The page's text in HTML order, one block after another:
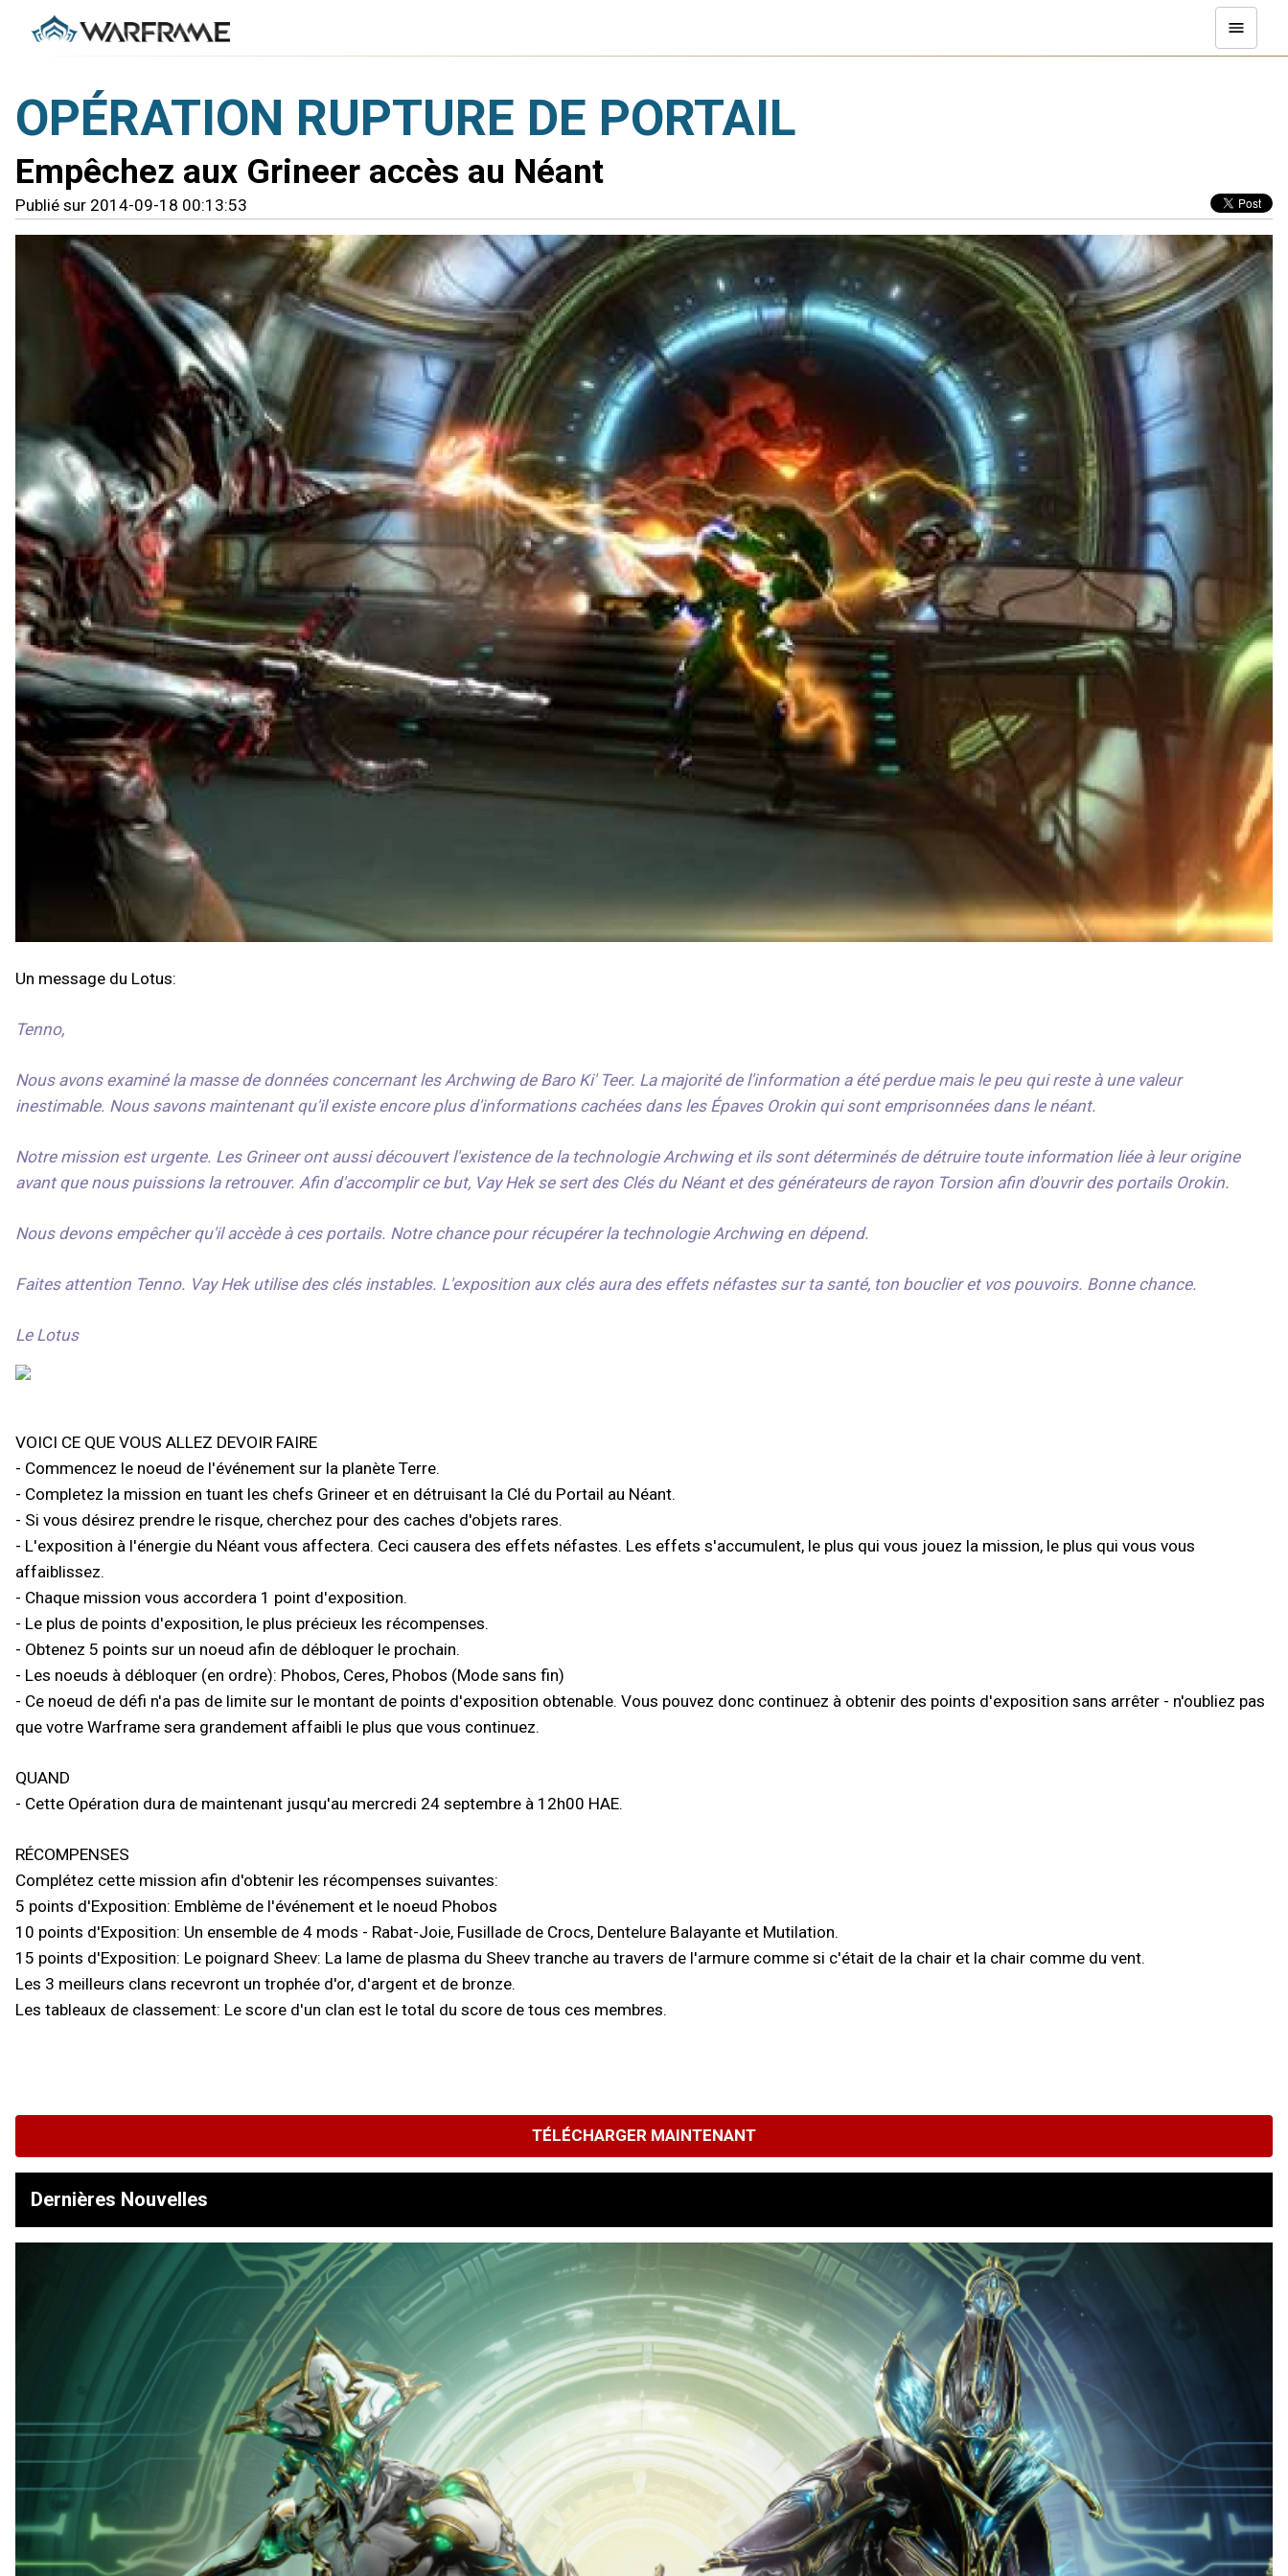
OPÉRATION RUPTURE DE PORTAIL
Empêchez aux Grineer accès au Néant
Publié sur 2014-09-18 00:13:53
Un message du Lotus:
Tenno,
Nous avons examiné la masse de données concernant les Archwing de Baro Ki' Teer. La majorité de l'information a été perdue mais le peu qui reste à une valeur
inestimable. Nous savons maintenant qu'il existe encore plus d'informations cachées dans les Épaves Orokin qui sont emprisonnées dans le néant.
Notre mission est urgente. Les Grineer ont aussi découvert l'existence de la technologie Archwing et ils sont déterminés de détruire toute information liée à leur origine
avant que nous puissions la retrouver. Afin d'accomplir ce but, Vay Hek se sert des Clés du Néant et des générateurs de rayon Torsion afin d'ouvrir des portails Orokin.
Nous devons empêcher qu'il accède à ces portails. Notre chance pour récupérer la technologie Archwing en dépend.
Faites attention Tenno. Vay Hek utilise des clés instables. L'exposition aux clés aura des effets néfastes sur ta santé, ton bouclier et vos pouvoirs. Bonne chance.
Le Lotus
VOICI CE QUE VOUS ALLEZ DEVOIR FAIRE
- Commencez le noeud de l'événement sur la planète Terre.
- Completez la mission en tuant les chefs Grineer et en détruisant la Clé du Portail au Néant.
- Si vous désirez prendre le risque, cherchez pour des caches d'objets rares.
- L'exposition à l'énergie du Néant vous affectera. Ceci causera des effets néfastes. Les effets s'accumulent, le plus qui vous jouez la mission, le plus qui vous vous
affaiblissez.
- Chaque mission vous accordera 1 point d'exposition.
- Le plus de points d'exposition, le plus précieux les récompenses.
- Obtenez 5 points sur un noeud afin de débloquer le prochain.
- Les noeuds à débloquer (en ordre): Phobos, Ceres, Phobos (Mode sans fin)
- Ce noeud de défi n'a pas de limite sur le montant de points d'exposition obtenable. Vous pouvez donc continuez à obtenir des points d'exposition sans arrêter - n'oubliez pas
que votre Warframe sera grandement affaibli le plus que vous continuez.
QUAND
- Cette Opération dura de maintenant jusqu'au mercredi 24 septembre à 12h00 HAE.
RÉCOMPENSES
Complétez cette mission afin d'obtenir les récompenses suivantes:
5 points d'Exposition: Emblème de l'événement et le noeud Phobos
10 points d'Exposition: Un ensemble de 4 mods - Rabat-Joie, Fusillade de Crocs, Dentelure Balayante et Mutilation.
15 points d'Exposition: Le poignard Sheev: La lame de plasma du Sheev tranche au travers de l'armure comme si c'était de la chair et la chair comme du vent.
Les 3 meilleurs clans recevront un trophée d'or, d'argent et de bronze.
Les tableaux de classement: Le score d'un clan est le total du score de tous ces membres.
TÉLÉCHARGER MAINTENANT
Dernières Nouvelles